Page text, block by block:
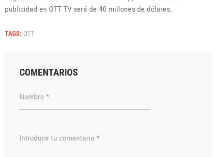
publicidad en OTT TV será de 40 millones de dólares.
TAGS: OTT
COMENTARIOS
Nombre *
Introduce tu comentario *